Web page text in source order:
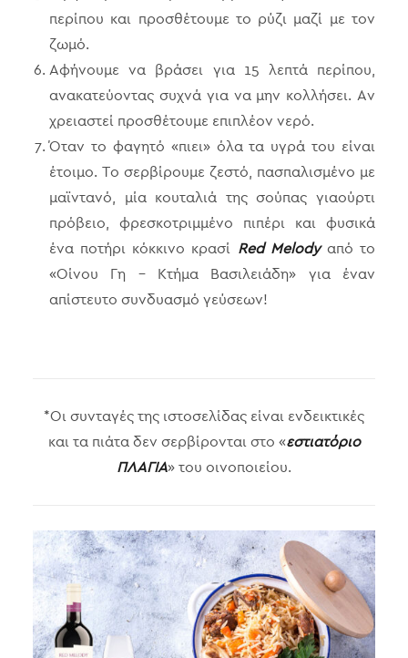
περίπου και προσθέτουμε το ρύζι μαζί με τον
ζωμό.
Αφήνουμε να βράσει για 15 λεπτά περίπου,
ανακατεύοντας συχνά για να μην κολλήσει. Αν
χρειαστεί προσθέτουμε επιπλέον νερό.
Όταν το φαγητό «πιει» όλα τα υγρά του είναι
έτοιμο. Το σερβίρουμε ζεστό, πασπαλισμένο με
μαϊντανό, μία κουταλιά της σούπας γιαούρτι
πρόβειο, φρεσκοτριμμένο πιπέρι και φυσικά
ένα ποτήρι κόκκινο κρασί Red Melodyαπό το
«Οίνου Γη – Κτήμα Βασιλειάδη» για έναν
απίστευτο συνδυασμό γεύσεων!
*Οι συνταγές της ιστοσελίδας είναι ενδεικτικές
και τα πιάτα δεν σερβίρονται στο «εστιατόριο
ΠΛΑΓΙΑ» του οινοποιείου.